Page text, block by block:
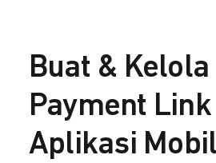
Buat & Kelola
Payment
Aplikasi